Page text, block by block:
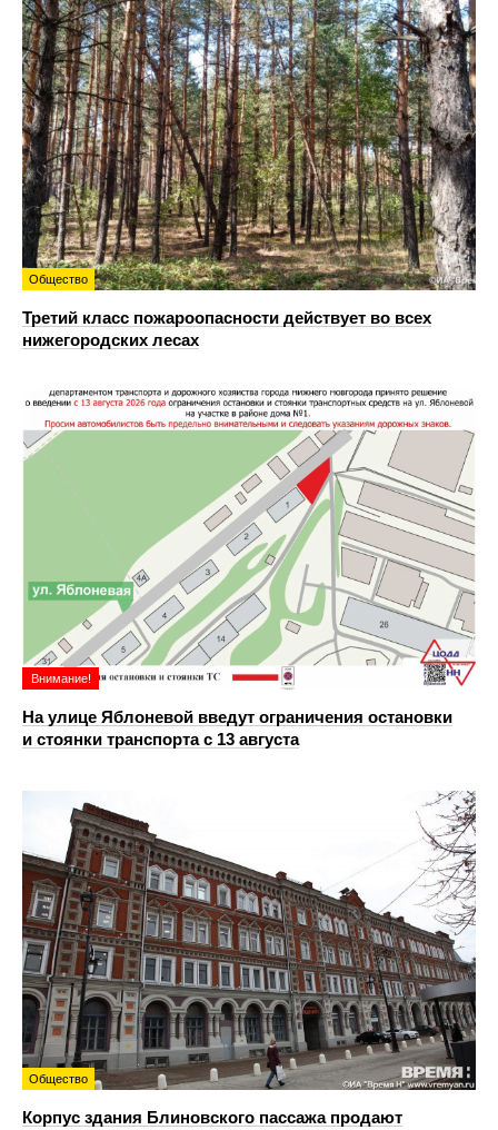
Общество
Третий класс пожароопасности действует во всех
нижегородских лесах
Внимание!
На улице Яблоневой введут ограничения остановки
и стоянки транспорта с 13 августа
Общество
Корпус здания Блиновского пассажа продают